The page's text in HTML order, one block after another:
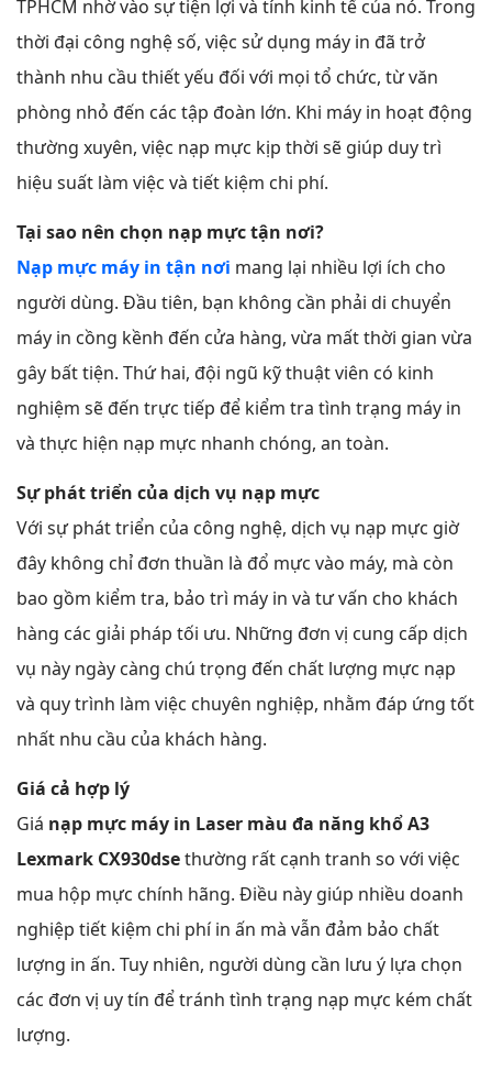
TPHCM nhờ vào sự tiện lợi và tính kinh tế của nó. Trong
thời đại công nghệ số, việc sử dụng máy in đã trở
thành nhu cầu thiết yếu đối với mọi tổ chức, từ văn
phòng nhỏ đến các tập đoàn lớn. Khi máy in hoạt động
thường xuyên, việc nạp mực kịp thời sẽ giúp duy trì
hiệu suất làm việc và tiết kiệm chi phí.
Tại sao nên chọn nạp mực tận nơi?
Nạp mực máy in tận nơi mang lại nhiều lợi ích cho
người dùng. Đầu tiên, bạn không cần phải di chuyển
máy in cồng kềnh đến cửa hàng, vừa mất thời gian vừa
gây bất tiện. Thứ hai, đội ngũ kỹ thuật viên có kinh
nghiệm sẽ đến trực tiếp để kiểm tra tình trạng máy in
và thực hiện nạp mực nhanh chóng, an toàn.
Sự phát triển của dịch vụ nạp mực
Với sự phát triển của công nghệ, dịch vụ nạp mực giờ
đây không chỉ đơn thuần là đổ mực vào máy, mà còn
bao gồm kiểm tra, bảo trì máy in và tư vấn cho khách
hàng các giải pháp tối ưu. Những đơn vị cung cấp dịch
vụ này ngày càng chú trọng đến chất lượng mực nạp
và quy trình làm việc chuyên nghiệp, nhằm đáp ứng tốt
nhất nhu cầu của khách hàng.
Giá cả hợp lý
Giá nạp mực máy in Laser màu đa năng khổ A3
Lexmark CX930dsethường rất cạnh tranh so với việc
mua hộp mực chính hãng. Điều này giúp nhiều doanh
nghiệp tiết kiệm chi phí in ấn mà vẫn đảm bảo chất
lượng in ấn. Tuy nhiên, người dùng cần lưu ý lựa chọn
các đơn vị uy tín để tránh tình trạng nạp mực kém chất
lượng.